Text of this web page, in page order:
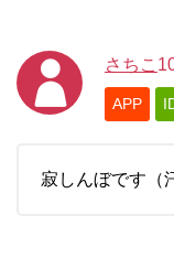
さちこ
APP
寂しんぼです（